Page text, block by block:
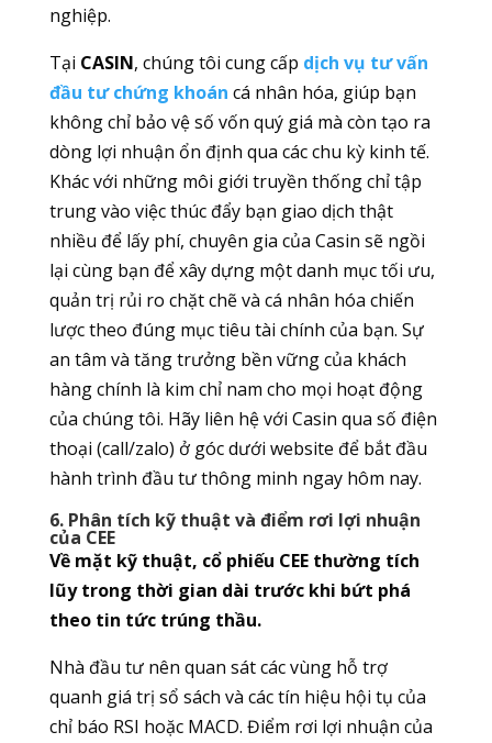
nghiệp.
Tại CASIN, chúng tôi cung cấp dịch vụ tư vấn
đầu tư chứng khoán cá nhân hóa, giúp bạn
không chỉ bảo vệ số vốn quý giá mà còn tạo ra
dòng lợi nhuận ổn định qua các chu kỳ kinh tế.
Khác với những môi giới truyền thống chỉ tập
trung vào việc thúc đẩy bạn giao dịch thật
nhiều để lấy phí, chuyên gia của Casin sẽ ngồi
lại cùng bạn để xây dựng một danh mục tối ưu,
quản trị rủi ro chặt chẽ và cá nhân hóa chiến
lược theo đúng mục tiêu tài chính của bạn. Sự
an tâm và tăng trưởng bền vững của khách
hàng chính là kim chỉ nam cho mọi hoạt động
của chúng tôi. Hãy liên hệ với Casin qua số điện
thoại (call/zalo) ở góc dưới website để bắt đầu
hành trình đầu tư thông minh ngay hôm nay.
6. Phân tích kỹ thuật và điểm rơi lợi nhuận
của CEE
Về mặt kỹ thuật, cổ phiếu CEE thường tích
lũy trong thời gian dài trước khi bứt phá
theo tin tức trúng thầu.
Nhà đầu tư nên quan sát các vùng hỗ trợ
quanh giá trị sổ sách và các tín hiệu hội tụ của
chỉ báo RSI hoặc MACD. Điểm rơi lợi nhuận của